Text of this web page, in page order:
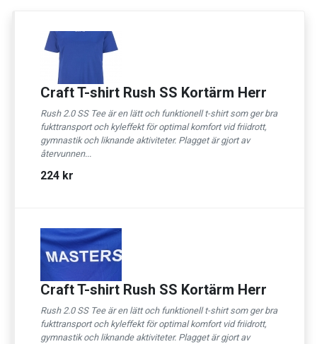
Craft T-shirt Rush SS Kortärm Herr
Rush 2.0 SS Tee är en lätt och funktionell t-shirt som ger bra
fukttransport och kyleffekt för optimal komfort vid friidrott,
gymnastik och liknande aktiviteter. Plagget är gjort av
återvunnen...
224 kr
Craft T-shirt Rush SS Kortärm Herr
Rush 2.0 SS Tee är en lätt och funktionell t-shirt som ger bra
fukttransport och kyleffekt för optimal komfort vid friidrott,
gymnastik och liknande aktiviteter. Plagget är gjort av